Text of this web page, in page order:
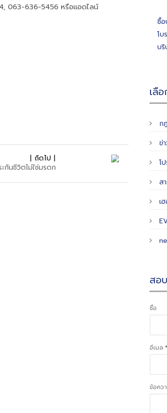
063-636-5456 หรือแอดไลน์
| ถัดไป |
ะกันชีวิตไม่ใช่มรดก
ซื้
โบ
บ
เลื
ก
ข่
โ
ส
เ
สอ
ชื่อ
อีเมล*
ข้อคว